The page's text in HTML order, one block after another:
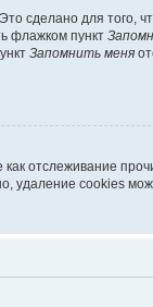
сделано для того,
флажком пункт
Запомнить меня
отслеживание
удаление cookies